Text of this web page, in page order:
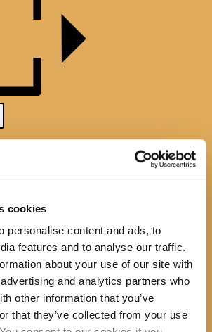
cookies
personalise content and ads, to
features and to analyse our traffic.
about your use of our site with
and analytics partners who
other information that you’ve
that they’ve collected from your use